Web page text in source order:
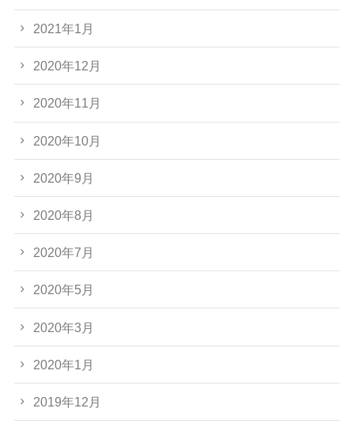
2021年1月
2020年12月
2020年11月
2020年10月
2020年9月
2020年8月
2020年7月
2020年5月
2020年3月
2020年1月
2019年12月